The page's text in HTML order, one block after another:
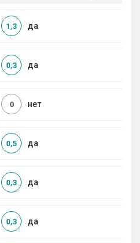
да
1,3
да
0,3
нет
0
да
0,5
да
0,3
да
0,3